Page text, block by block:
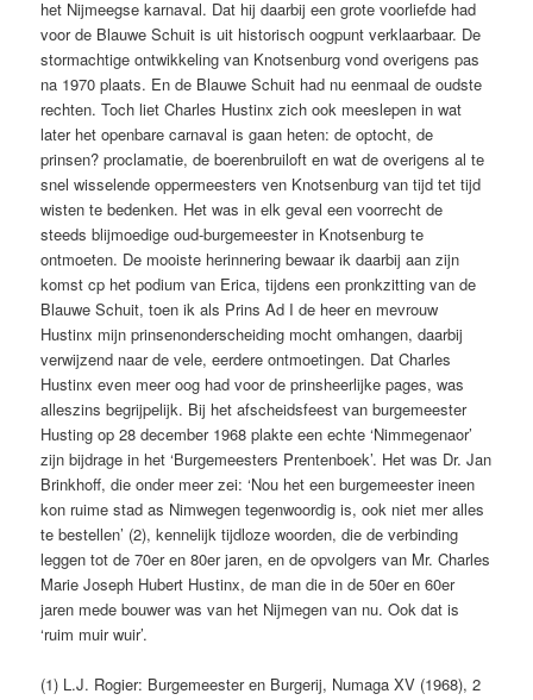
het Nijmeegse karnaval. Dat hij daarbij een grote voorliefde had
voor de Blauwe Schuit is uit historisch oogpunt verklaarbaar. De
stormachtige ontwikkeling van Knotsenburg vond overigens pas
na 1970 plaats. En de Blauwe Schuit had nu eenmaal de oudste
rechten. Toch liet Charles Hustinx zich ook meeslepen in wat
later het openbare carnaval is gaan heten: de optocht, de
prinsen? proclamatie, de boerenbruiloft en wat de overigens al te
snel wisselende oppermeesters ven Knotsenburg van tijd tet tijd
wisten te bedenken. Het was in elk geval een voorrecht de
steeds blijmoedige oud-burgemeester in Knotsenburg te
ontmoeten. De mooiste herinnering bewaar ik daarbij aan zijn
komst cp het podium van Erica, tijdens een pronkzitting van de
Blauwe Schuit, toen ik als Prins Ad I de heer en mevrouw
Hustinx mijn prinsenonderscheiding mocht omhangen, daarbij
verwijzend naar de vele, eerdere ontmoetingen. Dat Charles
Hustinx even meer oog had voor de prinsheerlijke pages, was
alleszins begrijpelijk. Bij het afscheidsfeest van burgemeester
Husting op 28 december 1968 plakte een echte ‘Nimmegenaor’
zijn bijdrage in het ‘Burgemeesters Prentenboek’. Het was Dr. Jan
Brinkhoff, die onder meer zei: ‘Nou het een burgemeester ineen
kon ruime stad as Nimwegen tegenwoordig is, ook niet mer alles
te bestellen’ (2), kennelijk tijdloze woorden, die de verbinding
leggen tot de 70er en 80er jaren, en de opvolgers van Mr. Charles
Marie Joseph Hubert Hustinx, de man die in de 50er en 60er
jaren mede bouwer was van het Nijmegen van nu. Ook dat is
‘ruim muir wuir’.
(1) L.J. Rogier: Burgemeester en Burgerij, Numaga XV (1968), 2